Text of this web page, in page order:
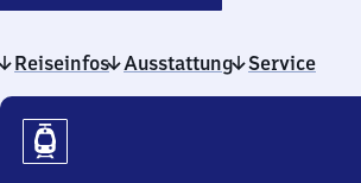
Reiseinfos Ausstattung Service
Reiseinfos